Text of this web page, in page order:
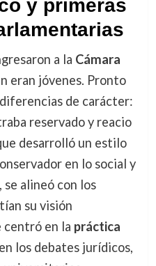
y primeras
a la Cámara
eran jóvenes. Pronto
de carácter:
reservado y reacio
desarrolló un estilo
en lo social y
alineó con los
su visión
centró en la práctica
los debates jurídicos,